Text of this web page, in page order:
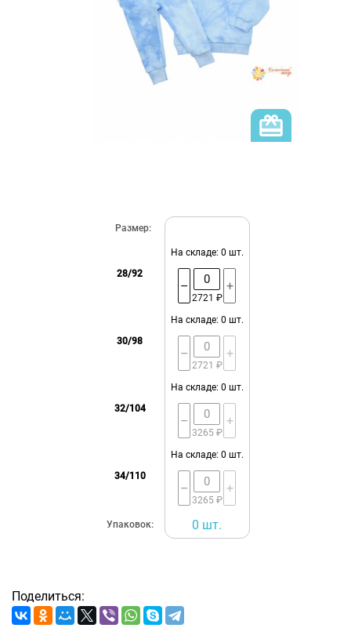
Размер:
28/92
На складе: 0 шт.
–
2721 ₽
+
30/98
На складе: 0 шт.
–
2721 ₽
+
32/104
На складе: 0 шт.
–
3265 ₽
+
34/110
На складе: 0 шт.
–
3265 ₽
+
Упаковок: 0 шт.
Поделиться: